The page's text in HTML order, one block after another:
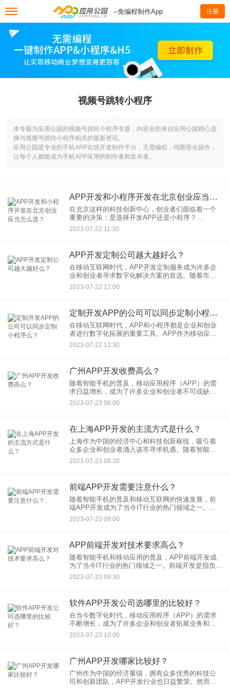
--免编程制作App 注册
视频号跳转小程序
本专题为应用公园的视频号跳转小程序专题，内容全部来自应用公园精心选
择与视频号跳转小程序相关的最新资讯。
应用公园是专业的手机APP在线开发制作平台，无需编程，纯图形化操作，
让每个人都能成为手机APP应用的制作者和发布者。
APP开发和小程序开发在北京创业应当怎么选？
在北京这样的科技创新中心，创业者们面临着一个
重要的决策：是选择开发APP还是小程序？
APP（移动应用程序）和小程序（小程序应用）都
是移动互联网领域的重要形式，各自有着独特的优
2023-07-22 11:30
APP开发定制公司越大越好么？
在移动互联网时代，APP开发定制服务成为许多企
业和创业者寻求数字化解决方案的首选。随着市场
需求的增加，APP开发定制公司也呈现多样化和多
层次的发展态势。然而，对于APP开发定制公司来
2023-07-22 12:00
定制开发APP的公司可以同步定制小程序么？
在移动互联网时代，APP和小程序都是企业和创业
者进行数字化拓展的重要工具。APP作为移动应用
程序，适用于各种功能复杂、用户交互频繁的场
景。而小程序是在微信等社交平台内运行的轻量级
2023-07-22 12:30
广州APP开发收费高么？
随着智能手机的普及，移动应用程序（APP）的需
求日益增长，成为了许多企业和创业者不可或缺的
一部分。广州作为中国的经济重镇之一，自然也不
例外，APP开发在这座城市也成为了热门的行业之
2023-07-23 08:00
在上海APP开发的主流方式是什么？
上海作为中国的经济中心和科技创新枢纽，吸引着
众多企业和创业者涌入该市寻求机遇。随着智能手
机的普及，移动应用程序（APP）的需求也日益增
长，成为许多企业业务拓展和用户互动的重要途
2023-07-23 08:30
前端APP开发需要注意什么？
随着智能手机的普及和移动互联网的快速发展，前
端APP开发成为了当今IT行业的热门领域之一。前
端APP是指用户在手机上直接与之交互的界面，它
直接影响着用户体验和产品的成功。然而，前端
2023-07-23 09:00
APP前端开发对技术要求高么？
随着智能手机和移动应用的普及，APP前端开发成
为了当今IT行业的热门领域之一。前端开发是指负责
开发用户在浏览器或移动设备上直接与之交互的界
面部分，这直接影响着用户体验和产品的成功。那
2023-07-23 09:30
软件APP开发公司选哪里的比较好？
在当今数字化时代，移动应用程序（APP）的需求
不断增长，成为了许多企业和创业者拓展业务和服
务用户的重要途径。然而，对于想要开发自己的
APP的企业或个人来说，选择一个合适的软件APP
2023-07-23 10:00
广州APP开发哪家比较好？
广州作为中国的经济重镇，拥有众多优秀的科技公
司和创新团队，APP开发行业也日益繁荣。然而，